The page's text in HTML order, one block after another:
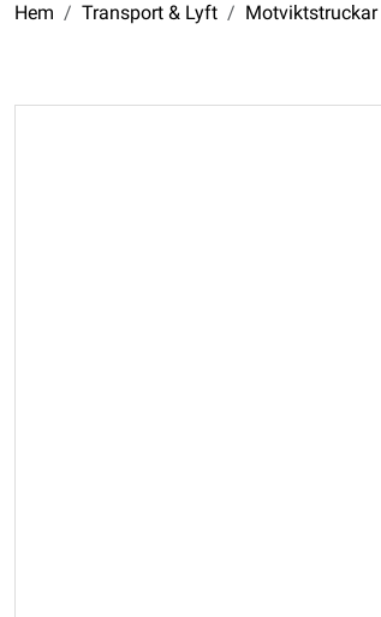
Hem Transport & Lyft Motviktstruckar